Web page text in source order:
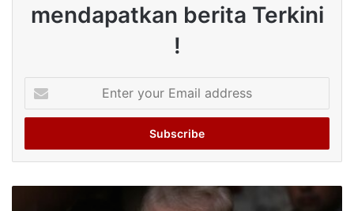
mendapatkan berita Terkini
!
your
Email